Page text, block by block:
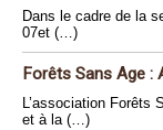
Dans le cadre de la
07et (…)
Forêts Sans Age
L’association Forêts
et à la (…)